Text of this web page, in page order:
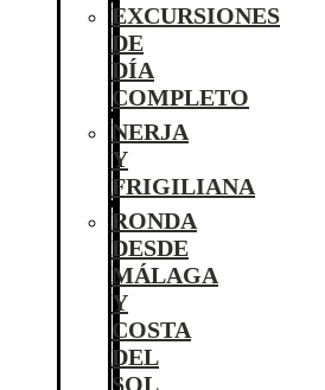
EXCURSIONES
DE
DÍA
COMPLETO
NERJA
Y
FRIGILIANA
RONDA
DESDE
MÁLAGA
Y
COSTA
DEL
SOL